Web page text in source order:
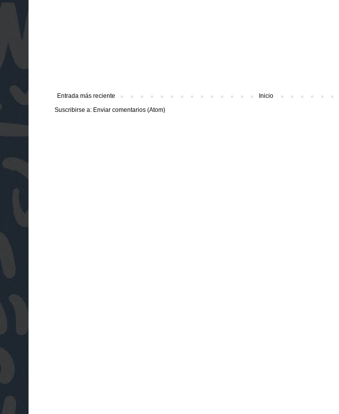
Entrada más reciente
Inicio
Suscribirse a: Enviar comentarios (Atom)